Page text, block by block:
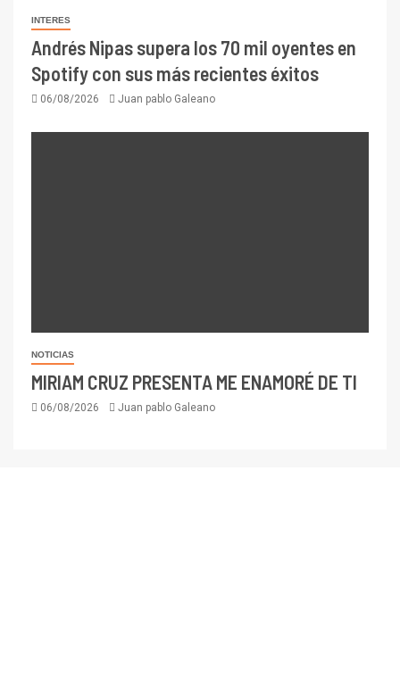
INTERES
Andrés Nipas supera los 70 mil oyentes en
Spotify con sus más recientes éxitos
06/08/2026 Juan pablo Galeano
NOTICIAS
MIRIAM CRUZ PRESENTA ME ENAMORÉ DE TI
06/08/2026 Juan pablo Galeano